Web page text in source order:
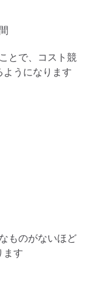
とで、コスト競
うになります
ものがないほど
ます